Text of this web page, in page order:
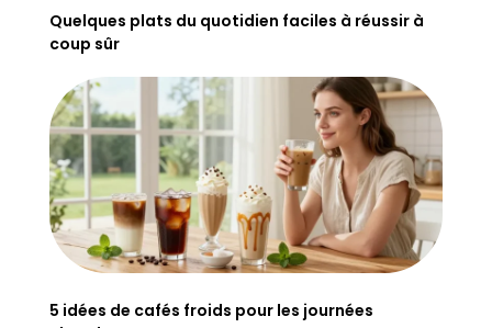
Quelques plats du quotidien faciles à réussir à
coup sûr
5 idées de cafés froids pour les journées